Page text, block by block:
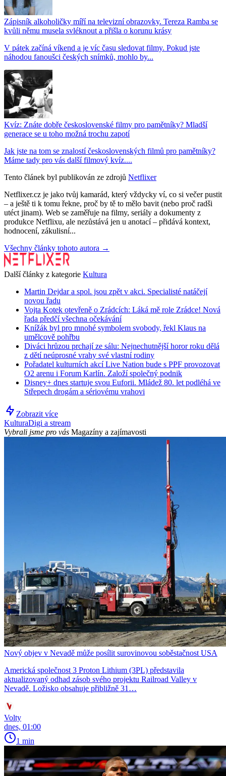
Zápisník alkoholičky míří na televizní obrazovky. Tereza Ramba se
kvůli němu musela svléknout a přišla o korunu krásy
V pátek začíná víkend a je víc času sledovat filmy. Pokud jste
náhodou fanoušci českých snímků, mohlo by...
Kvíz: Znáte dobře československé filmy pro pamětníky? Mladší
generace se u toho možná trochu zapotí
Jak jste na tom se znalostí československých filmů pro pamětníky?
Máme tady pro vás další filmový kvíz....
Tento článek byl publikován ze zdrojů Netflixer
Netflixer.cz je jako tvůj kamarád, který vždycky ví, co si večer pustit
– a ještě ti k tomu řekne, proč by tě to mělo bavit (nebo proč radši
utéct jinam). Web se zaměřuje na filmy, seriály a dokumenty z
produkce Netflixu, ale nezůstává jen u anotací – přidává kontext,
hodnocení, zákulisní...
Všechny články tohoto autora →
Další články z kategorie Kultura
Martin Dejdar a spol. jsou zpět v akci. Specialisté natáčejí
novou řadu
Vojta Kotek otevřeně o Zrádcích: Láká mě role Zrádce! Nová
řada předčí všechna očekávání
Knížák byl pro mnohé symbolem svobody, řekl Klaus na
umělcově pohřbu
Diváci hrůzou prchají ze sálu: Nejnechutnější horor roku dělá
z dětí neúprosné vrahy své vlastní rodiny
Pořadatel kulturních akcí Live Nation bude s PPF provozovat
O2 arenu i Forum Karlín. Založí společný podnik
Disney+ dnes startuje svou Euforii. Mládež 80. let podléhá ve
Střepech drogám a sériovému vrahovi
Zobrazit více
KulturaDigi a stream
Vybrali jsme pro vás Magazíny a zajímavosti
Nový objev v Nevadě může posílit surovinovou soběstačnost USA
Americká společnost 3 Proton Lithium (3PL) představila
aktualizovaný odhad zásob svého projektu Railroad Valley v
Nevadě. Ložisko obsahuje přibližně 31…
Volty
dnes, 01:00
1 min